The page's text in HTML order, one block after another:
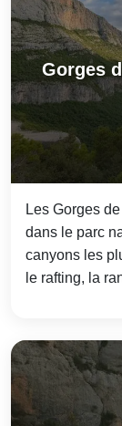
Gorges
Les Gorges
dans le parc
canyons les
le rafting, la